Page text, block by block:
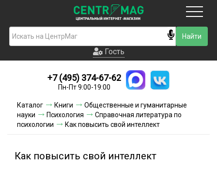
Гость
Новинки
Условия доставки
Условия оплаты
Гость
+7 (495) 374-67-62
Пн-Пт 9:00-19:00
Каталог Книги
Общественные и гуманитарные
науки
Психология
Справочная литература по
психологии
Как повысить свой интеллект
Как повысить свой интеллект